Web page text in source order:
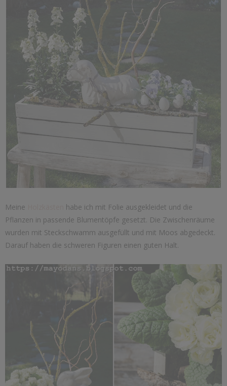
Meine
habe ich mit Folie ausgekleidet und die
Pflanzen in passende Blumentöpfe gesetzt. Die Zwischenräume
wurden mit Steckschwamm ausgefüllt und mit Moos abgedeckt.
Darauf haben die schweren Figuren einen guten Halt.